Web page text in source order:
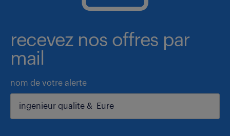
recevez nos offres par
mail
nom de votre alerte